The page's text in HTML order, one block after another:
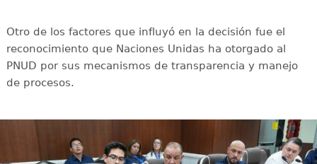
Otro de los factores que influyó en la decisión fue el
reconocimiento que Naciones Unidas ha otorgado al
PNUD por sus mecanismos de transparencia y manejo
de procesos.